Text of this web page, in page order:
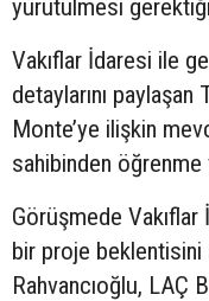
yürütülmesi
Vakıflar İdaresi ile
detaylarını paylaşan
Monte’ye ilişkin
sahibinden öğrenme
Görüşmede
bir proje beklentisini
Rahvancıoğlu, LAÇ